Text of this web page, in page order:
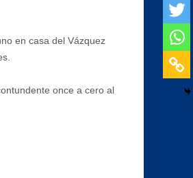
en casa del Vázquez
once a cero al